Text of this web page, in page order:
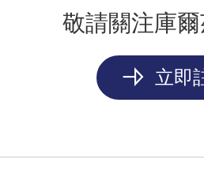
敬請關注庫
立即